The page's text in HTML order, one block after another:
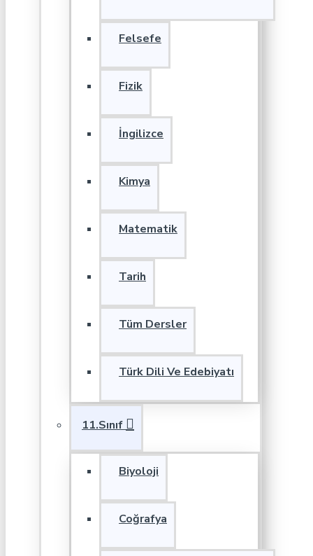
Felsefe
Fizik
İngilizce
Kimya
Matematik
Tarih
Tüm Dersler
Türk Dili Ve Edebiyatı
11.Sınıf
Biyoloji
Coğrafya